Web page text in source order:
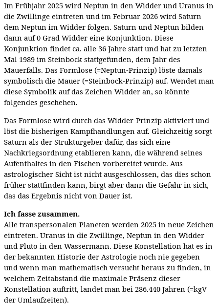
Im Frühjahr 2025 wird Neptun in den Widder und Uranus in
die Zwillinge eintreten und im Februar 2026 wird Saturn
dem Neptun im Widder folgen. Saturn und Neptun bilden
dann auf 0 Grad Widder eine Konjunktion. Diese
Konjunktion findet ca. alle 36 Jahre statt und hat zu letzten
Mal 1989 im Steinbock stattgefunden, dem Jahr des
Mauerfalls. Das Formlose (=Neptun-Prinzip) löste damals
symbolisch die Mauer (=Steinbock-Prinzip) auf. Wendet man
diese Symbolik auf das Zeichen Widder an, so könnte
folgendes geschehen.
Das Formlose wird durch das Widder-Prinzip aktiviert und
löst die bisherigen Kampfhandlungen auf. Gleichzeitig sorgt
Saturn als der Strukturgeber dafür, das sich eine
Nachkriegsordnung etablieren kann, die während seines
Aufenthaltes in den Fischen vorbereitet wurde. Aus
astrologischer Sicht ist nicht ausgeschlossen, das dies schon
früher stattfinden kann, birgt aber dann die Gefahr in sich,
das das Ergebnis nicht von Dauer ist.
Ich fasse zusammen.
Alle transpersonalen Planeten werden 2025 in neue Zeichen
eintreten. Uranus in die Zwillinge, Neptun in den Widder
und Pluto in den Wassermann. Diese Konstellation hat es in
der bekannten Historie der Astrologie noch nie gegeben
und wenn man mathematisch versucht heraus zu finden, in
welchem Zeitabstand die maximale Präsenz dieser
Konstellation auftritt, landet man bei 286.440 Jahren (=kgV
der Umlaufzeiten).